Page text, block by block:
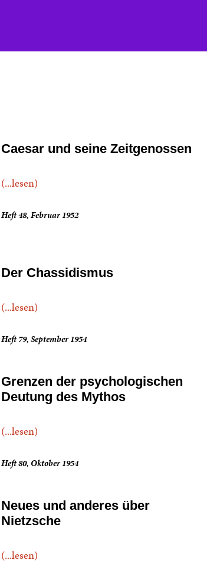
Caesar und seine Zeitgenossen
(...lesen)
Heft 48, Februar 1952
Der Chassidismus
(...lesen)
Heft 79, September 1954
Grenzen der psychologischen
Deutung des Mythos
(...lesen)
Heft 80, Oktober 1954
Neues und anderes über
Nietzsche
(...lesen)